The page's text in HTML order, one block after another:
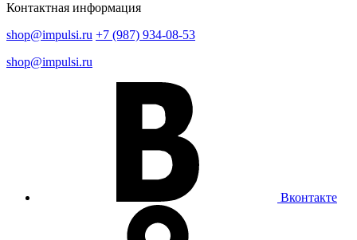
Контактная информация
shop@impulsi.ru +7 (987) 934-08-53
shop@impulsi.ru
Вконтакте